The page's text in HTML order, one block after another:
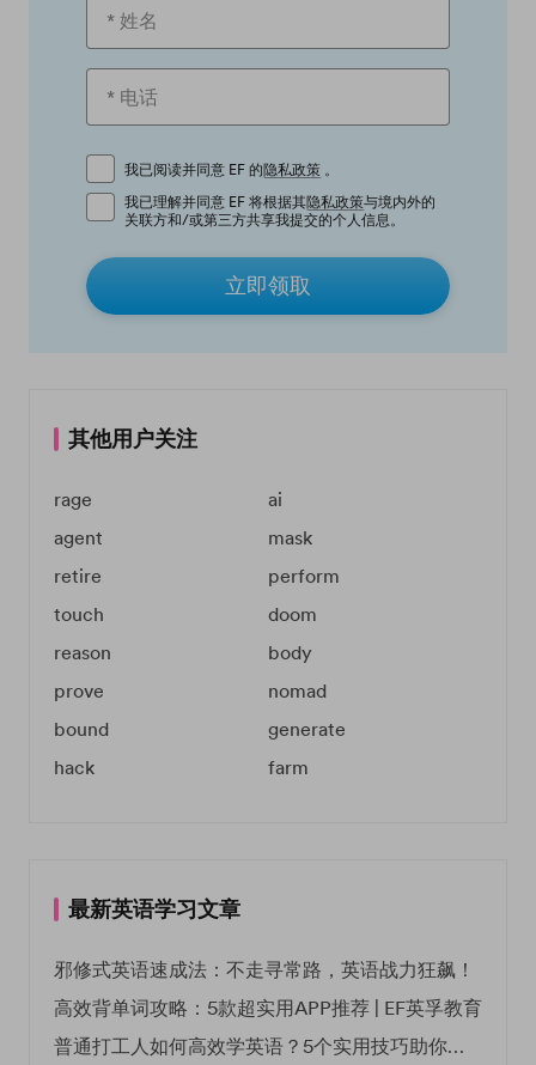
我已阅读并同意 EF 的隐私政策 。
我已理解并同意 EF 将根据其隐私政策与境内外的
关联方和/或第三方共享我提交的个人信息。
立即领取
其他用户关注
rage
ai
agent
mask
retire
perform
touch
doom
reason
body
prove
nomad
bound
generate
hack
farm
最新英语学习文章
邪修式英语速成法：不走寻常路，英语战力狂飙！
高效背单词攻略：5款超实用APP推荐 | EF英孚教育
普通打工人如何高效学英语？5个实用技巧助你突破职场瓶颈